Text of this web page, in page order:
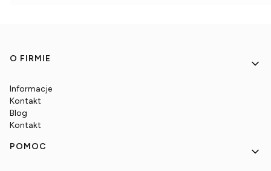
Linki w stopce
O FIRMIE
Informacje
Kontakt
Blog
Kontakt
POMOC